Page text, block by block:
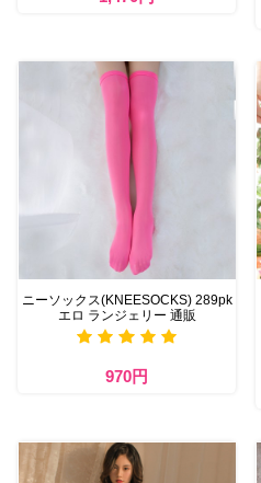
ニーソックス(KNEESOCKS) 289pk
エロ ランジェリー 通販
970円